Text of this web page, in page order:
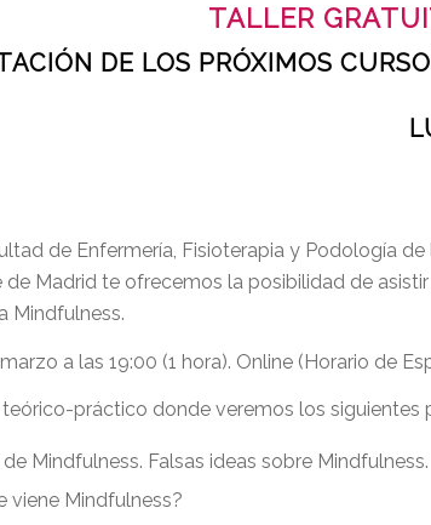
TALLER
DE LOS PRÓXIMOS
de Enfermería, Fisioterapia y Podología de
de Madrid te ofrecemos la posibilidad de
Mindfulness.
a las 19:00 (1 hora). Online (Horario de
teórico-práctico donde veremos los siguientes
Mindfulness. Falsas ideas sobre Mindfulness.
viene Mindfulness?